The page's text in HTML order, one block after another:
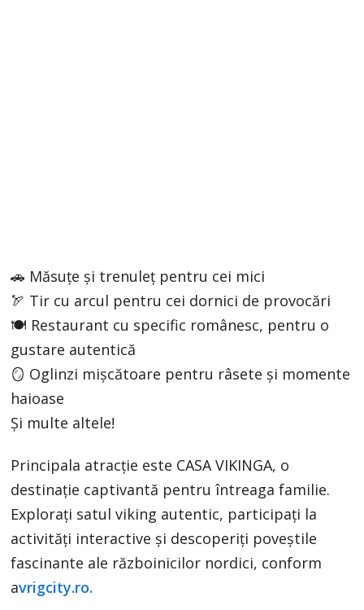
🚗 Măsuțe și trenuleț pentru cei mici
🏹 Tir cu arcul pentru cei dornici de provocări
🍽️ Restaurant cu specific românesc, pentru o
gustare autentică
🪞 Oglinzi mișcătoare pentru râsete și momente
haioase
Și multe altele!
Principala atracție este CASA VIKINGA, o
destinație captivantă pentru întreaga familie.
Explorați satul viking autentic, participați la
activități interactive și descoperiți poveștile
fascinante ale războinicilor nordici, conform
avrigcity.ro.